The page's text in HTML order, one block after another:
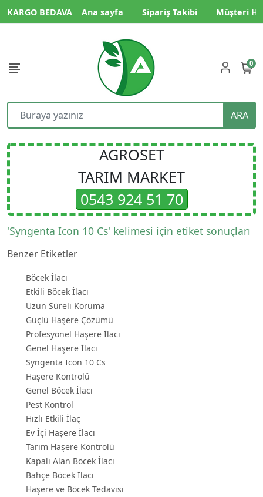
KARGO BEDAVA Ana sayfa Sipariş Takibi Müşteri
ARA
0
AGROSET
TARIM MARKET
0543 924 51 70
'Syngenta Icon 10 Cs' kelimesi için etiket sonuçları
Benzer Etiketler
Böcek İlacı
Etkili Böcek İlacı
Uzun Süreli Koruma
Güçlü Haşere Çözümü
Profesyonel Haşere İlacı
Genel Haşere İlacı
Syngenta Icon 10 Cs
Haşere Kontrolü
Genel Böcek İlacı
Pest Kontrol
Hızlı Etkili İlaç
Ev İçi Haşere İlacı
Tarım Haşere Kontrolü
Kapalı Alan Böcek İlacı
Bahçe Böcek İlacı
Haşere ve Böcek Tedavisi